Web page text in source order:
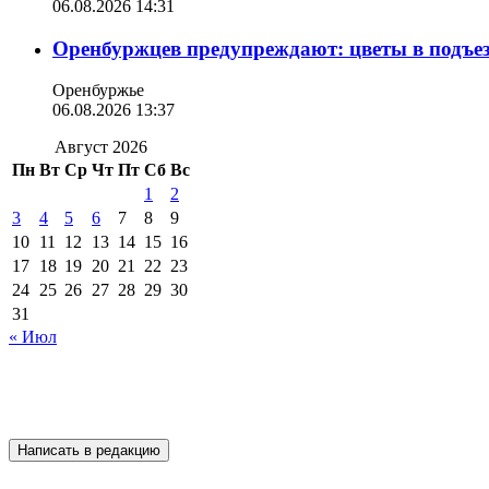
06.08.2026 14:31
Оренбуржцев предупреждают: цветы в
Оренбуржье
06.08.2026 13:37
Август 2026
Пн Вт Ср Чт Пт Сб Вс
1
2
3
4 5 6 7 8
9
10 11 12 13 14 15 16
17 18 19 20 21 22 23
24 25 26 27 28 29 30
31
« Июл
Написать в редакцию